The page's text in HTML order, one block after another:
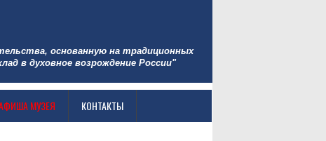
основанную на традиционных
в духовное возрождение России"
МУЗЕЯ КОНТАКТЫ